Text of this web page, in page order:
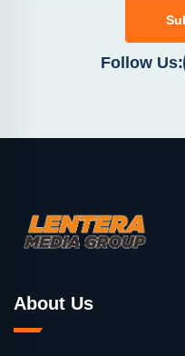
Follow Us:
About Us